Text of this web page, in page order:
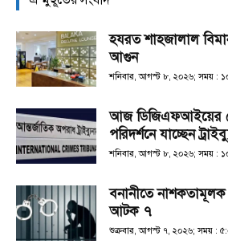
হযরত শাহজালাল
আগুন
শনিবার, আগস্ট ৮, ২০২৬; সময় :
আজ ডিজিএফআইয়ের
পরিদর্শনে যাচ্ছেন
শনিবার, আগস্ট ৮, ২০২৬; সময় :
বনানীতে নাশকতামূলক
আটক ৭
শুক্রবার, আগস্ট ৭, ২০২৬; সময় :